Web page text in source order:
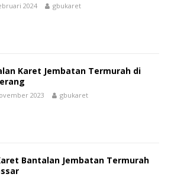
2024 gbukaret
Karet Jembatan Termurah di
2023 gbukaret
Bantalan Jembatan Termurah